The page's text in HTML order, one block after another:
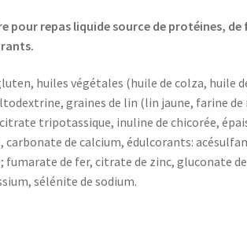
pour repas liquide source de protéines,
huiles végétales (huile de colza, huile
graines de lin (lin jaune, farine
tripotassique, inuline de chicorée,
de calcium, édulcorants:
fumarate de fer, citrate de zinc, gluconate
sélénite de sodium.